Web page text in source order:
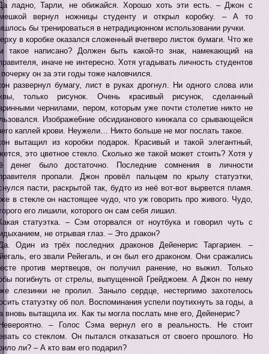
ладно, Тарли, не обижайся. Хорошо хоть эти есть. – Джон с
вернул ножницы студенту и открыл коробку. – А то
бы тренироваться в нетрадиционном использовании ручки.
в коробке оказался сложенный вчетверо листок бумаги. Что же
такое написано? Должен быть какой-то знак, намекающий на
иначе не интересно. Хотя угадывать личность студентов
он за эти годы тоже наловчился.
развернул бумагу, лист в руках дрогнул. Ни одного слова или
только рисунок. Очень красивый рисунок, сделанный
чернилами, пером, которым уже почти столетие никто не
Изображе6ние обсидианового кинжала со срывающейся
каплей крови. Неужели… Никто больше не мог послать такое.
вытащил из коробки подарок. Красивый и такой элегантный,
это цветное стекло. Сколько же такой может стоить? Хотя у
денег было достаточно. Последние сомнения в личности
пропали. Джон провёл пальцем по крылу статуэтки,
пасти, раскрытой так, будто из неё вот-вот вырвется пламя.
в стекле он настоящее чудо, что уж говорить про живого. Чудо,
его лишили, которого он сам себя лишил.
статуэтка. – Сэм оторвался от ноутбука и говорил чуть с
не отрывая глаз. – Это дракон?
Один из трёх последних драконов Дейенерис Таргариен. –
его звали Рейегаль, и он был его драконом. Они сражались
против мертвецов, он получил ранение, но выжил. Только
погибнуть от стрелы, выпущенной Грейджоем. А Джон по нему
слезинки не пролил. Заныло сердце, нестерпимо захотелось
статуэтку об пол. Воспоминания успели поутихнуть за годы, а
вновь вытащила их. Как ты могла послать мне его, Дейенерис?
– Голос Сэма вернул его в реальность. Не стоит
со стеклом. Он пытался отказаться от своего прошлого. Но
ли? – А кто вам его подарил?